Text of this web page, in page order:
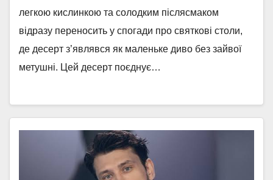
легкою кислинкою та солодким післясмаком
відразу переносить у спогади про святкові столи,
де десерт з’являвся як маленьке диво без зайвої
метушні. Цей десерт поєднує…